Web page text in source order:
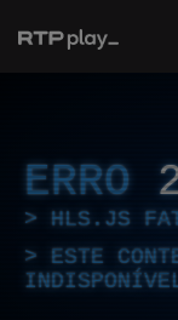
ERRO
HLS.JS
ESTE